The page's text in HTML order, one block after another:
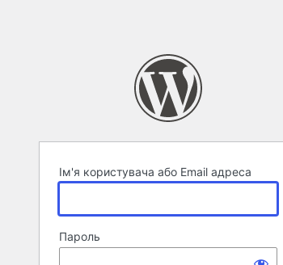
Ім'я користувача або Email адреса
Пароль